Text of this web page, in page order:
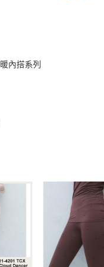
內搭系列